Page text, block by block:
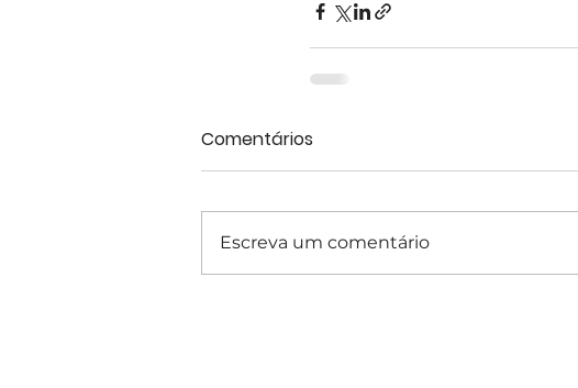
Comentários
Escreva um comentário